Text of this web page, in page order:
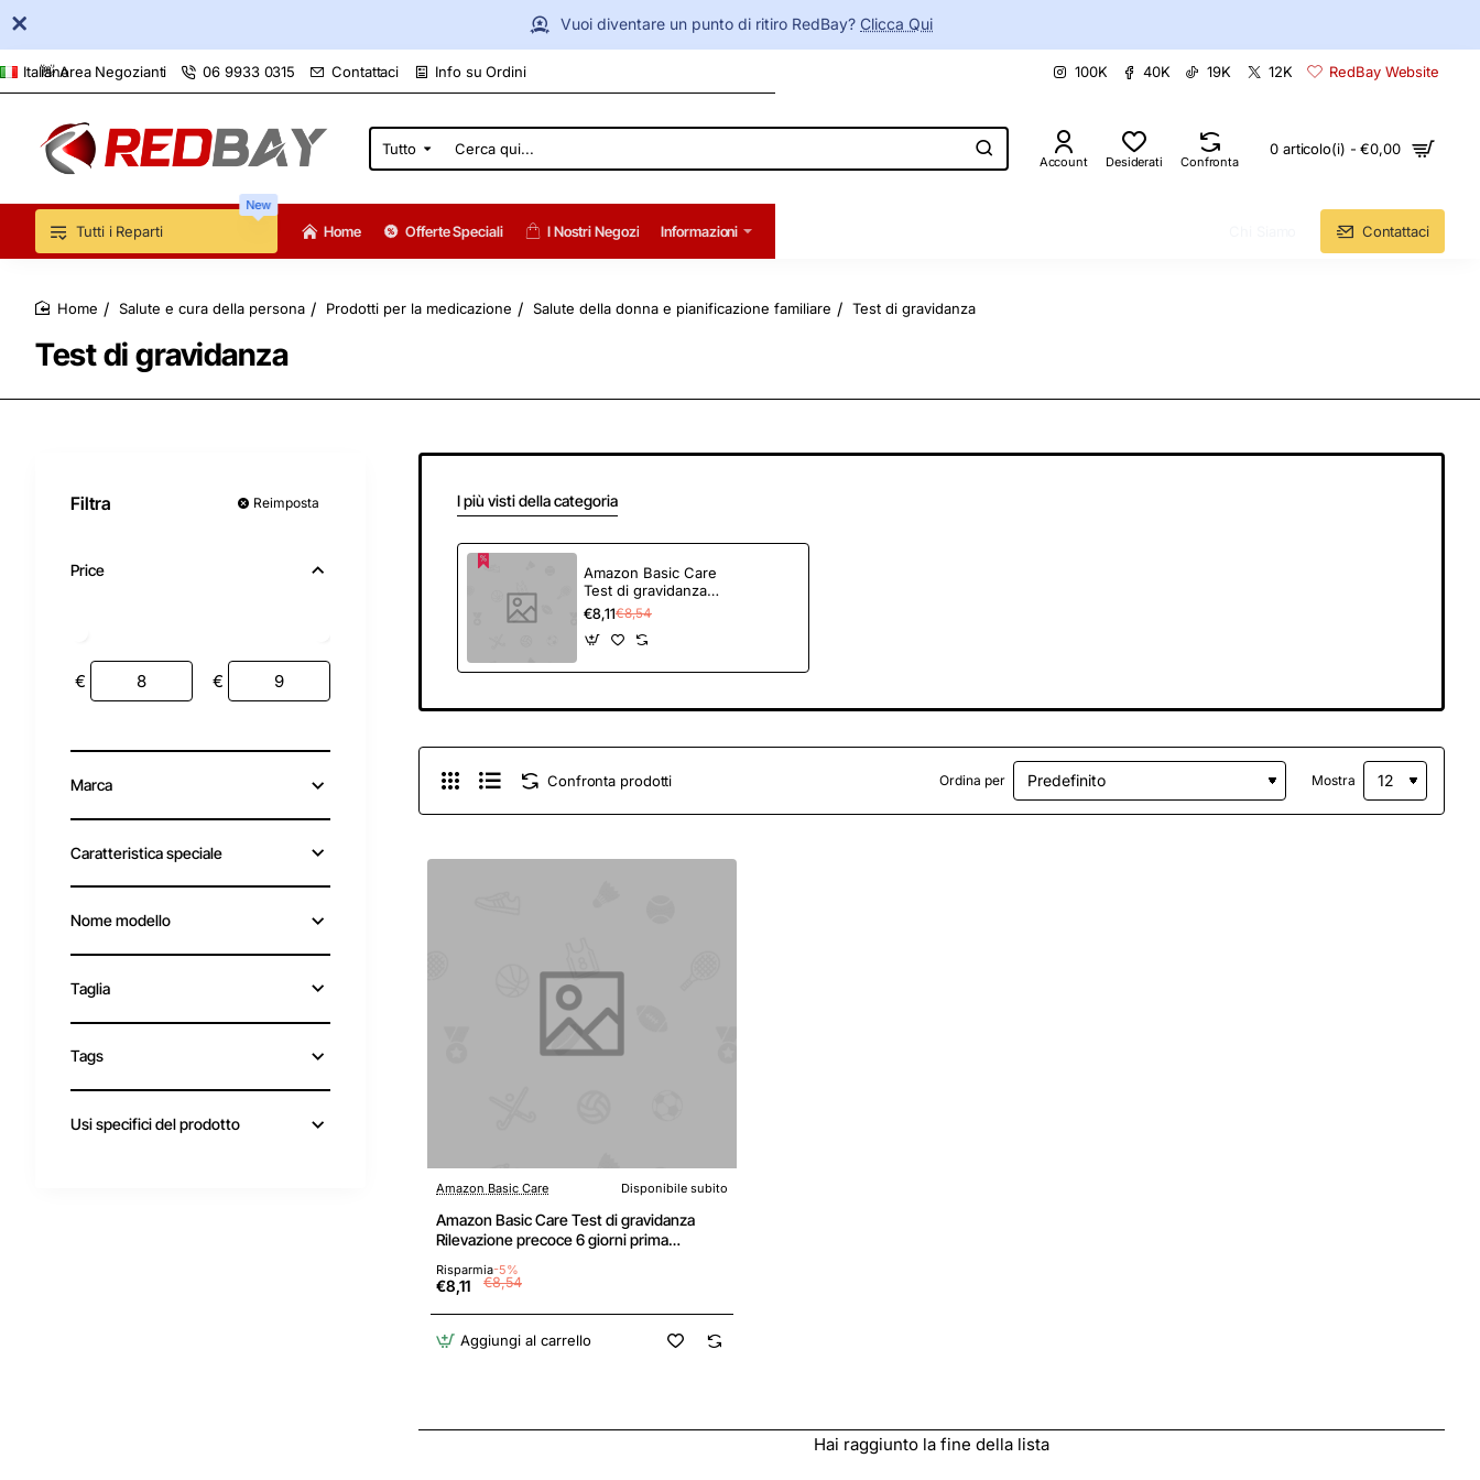
Vuoi diventare un punto di ritiro RedBay? Clicca Qui
👋 Area Negozianti 06 9933 0315 Contattaci Info su Ordini
Italiano 100K 40K 19K 12K RedBay Website
Tutto
Cerca
qui...
Account Desiderati Confronta
0 articolo(i) - €0,00
Tutti i Reparti
New
Home Offerte Speciali I Nostri Negozi Informazioni Contattaci
Test di gravidanza
Salute e cura della persona Prodotti per la medicazione Salute della donna e pianificazione familiare Test di gravidanza
Filtra Reimposta
Price
€ €
Marca
Caratteristica speciale
Nome modello
Taglia
Tags
Usi specifici del prodotto
I più visti della categoria
Amazon Basic Care
Test di gravidanza
Rilevazione precoce 6
giorni prima
(confezione da 3 test)
da 1)
€8,11€8,54
Confronta prodotti Ordina per Mostra
Amazon Basic Care Disponibile subito
Amazon Basic Care Test di gravidanza
Rilevazione precoce 6 giorni prima
(Confezione da 1)
Risparmia-5%
€8,11 €8,54
Aggiungi al carrello
Hai raggiunto la fine della lista